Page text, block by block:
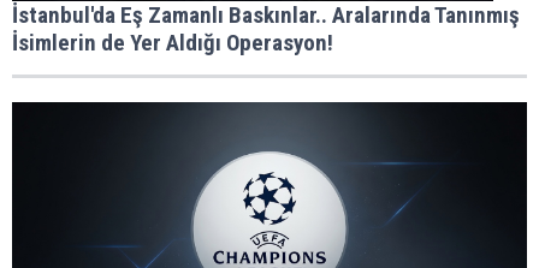
İstanbul'da Eş Zamanlı Baskınlar.. Aralarında Tanınmış
İsimlerin de Yer Aldığı Operasyon!